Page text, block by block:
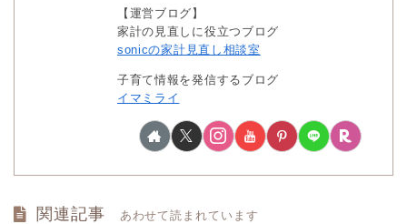
【運営ブログ】
家計の見直しに役立つブログ
sonicの家計見直し相談室
子育て情報を発信するブログ
イマミライ
関連記事 あわせて読まれています